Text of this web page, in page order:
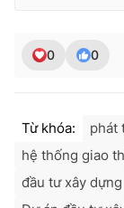
0 0
Từ khóa: phát
hệ thống giao
đầu tư xây dựng